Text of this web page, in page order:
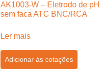
AK1003-W – Eletrodo de pH
sem faca ATC BNC/RCA
Ler mais
Adicionar às cotações